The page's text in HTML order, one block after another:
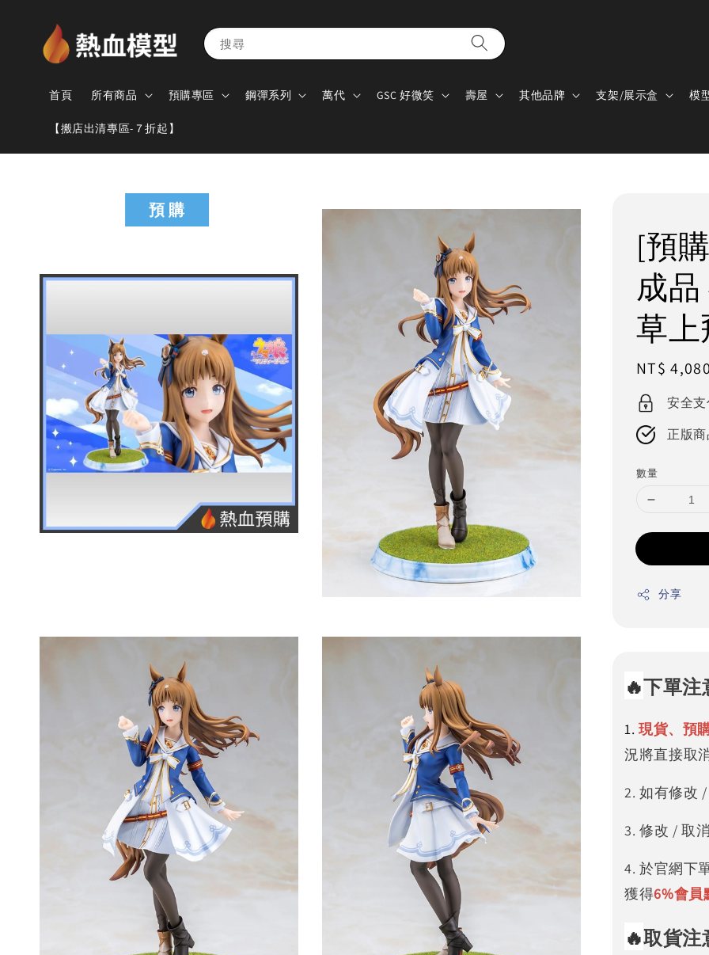
搜尋
首頁 所有商品 預購專區 鋼彈系列 萬代 GSC 好微笑 壽屋 其他品牌 支架/展示盒 模
【搬店出清專區-７折起】
預 購
[預
成品
草上
Regular
price
NT$
安全
正版
數量
分享
🔥下單注
1. 現貨、預
況將直接取
2. 如有修改
3. 修改 / 取
4. 於官網下
獲得6%會員
🔥取貨注